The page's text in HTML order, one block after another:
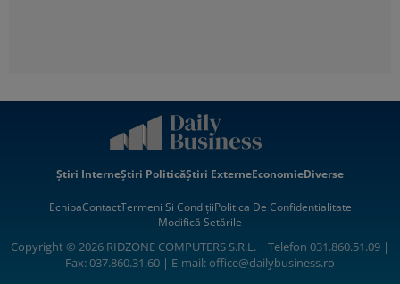
Știri InterneȘtiri PoliticăȘtiri ExterneEconomieDiverse
EchipaContactTermeni Si CondițiiPolitica De Confidentialitate
Modifică Setările
Copyright © 2026 RIDZONE COMPUTERS S.R.L. | Telefon 031.860.51.09 |
Fax: 037.860.31.60 | E-mail:office@dailybusiness.ro